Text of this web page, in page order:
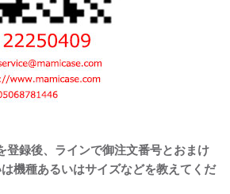
登録後、ラインで御注文番号とおまけ
機種あるいはサイズなどを教えてくだ